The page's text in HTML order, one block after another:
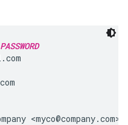
<myco@company.com>"